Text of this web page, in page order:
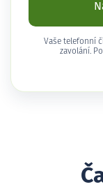
Vaše telefonní
zavolání.